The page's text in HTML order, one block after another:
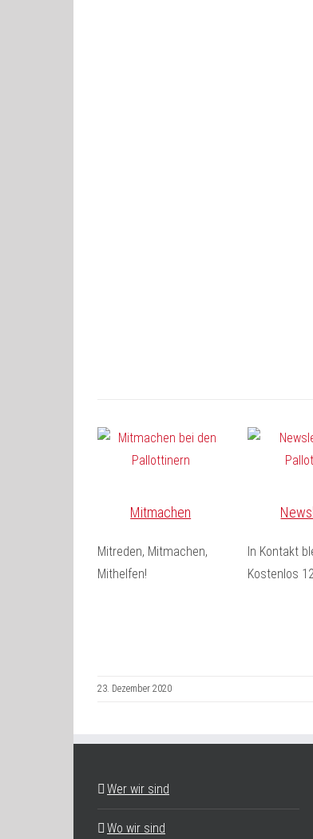
Mitmachen
Mitreden, Mitmachen,
Mithelfen!
In Kontakt
Kostenlos
23. Dezember 2020
Wer wir sind
Wo wir sind